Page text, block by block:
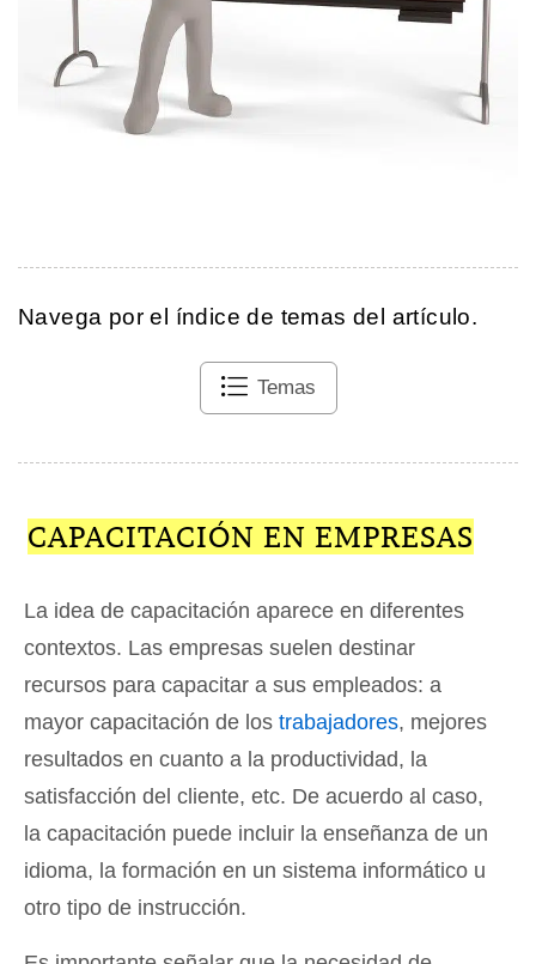
Navega por el índice de temas del artículo.
Temas
CAPACITACIÓN EN EMPRESAS
La idea de capacitación aparece en diferentes
contextos. Las empresas suelen destinar
recursos para capacitar a sus empleados: a
mayor capacitación de los trabajadores, mejores
resultados en cuanto a la productividad, la
satisfacción del cliente, etc. De acuerdo al caso,
la capacitación puede incluir la enseñanza de un
idioma, la formación en un sistema informático u
otro tipo de instrucción.